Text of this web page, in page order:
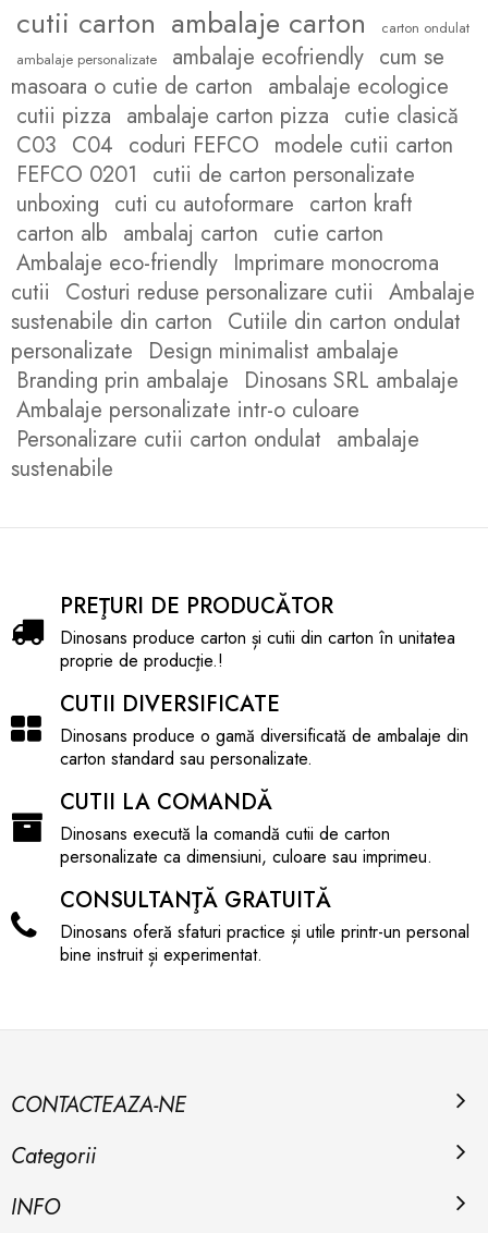
cutii carton ambalaje carton
carton ondulat
ambalaje personalizate
ambalaje ecofriendly cum se
masoara o cutie de carton ambalaje ecologice
cutii pizza ambalaje carton pizza cutie clasică
C03 C04 coduri FEFCO modele cutii carton
FEFCO 0201 cutii de carton personalizate
unboxing cuti cu autoformare carton kraft
carton alb ambalaj carton cutie carton
Ambalaje eco-friendly Imprimare monocroma
cutii Costuri reduse personalizare cutii Ambalaje
sustenabile din carton Cutiile din carton ondulat
personalizate Design minimalist ambalaje
Branding prin ambalaje Dinosans SRL ambalaje
Ambalaje personalizate intr-o culoare
Personalizare cutii carton ondulat ambalaje
sustenabile
PREŢURI DE PRODUCĂTOR
Dinosans produce carton și cutii din carton în unitatea
proprie de producţie.!
CUTII DIVERSIFICATE
Dinosans produce o gamă diversificată de ambalaje din
carton standard sau personalizate.
CUTII LA COMANDĂ
Dinosans execută la comandă cutii de carton
personalizate ca dimensiuni, culoare sau imprimeu.
CONSULTANŢĂ GRATUITĂ
Dinosans oferă sfaturi practice și utile printr-un personal
bine instruit și experimentat.
CONTACTEAZA-NE
Categorii
INFO